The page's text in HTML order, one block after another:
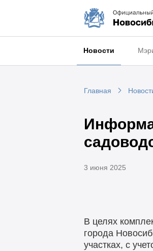
Новости
Главная
3 июня 2025
В целях
города
участках, с